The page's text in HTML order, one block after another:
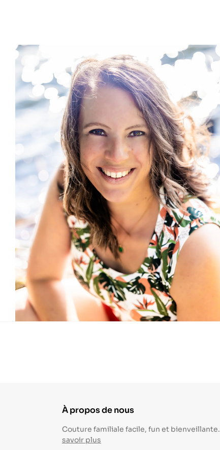
À propos de nous
Couture familiale facile, fun et bienveillante.
savoir plus